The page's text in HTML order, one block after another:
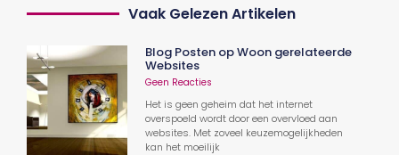
Vaak Gelezen Artikelen
Blog Posten op Woon gerelateerde
Websites
Geen Reacties
Het is geen geheim dat het internet
overspoeld wordt door een overvloed aan
websites. Met zoveel keuzemogelijkheden
kan het moeilijk